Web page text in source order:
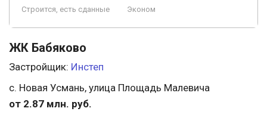
Строится, есть сданные Эконом
ЖК Бабяково
Застройщик: Инстеп
с. Новая Усмань, улица Площадь Малевича
от 2.87 млн. руб.